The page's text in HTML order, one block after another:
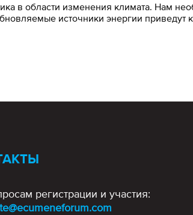
в области изменения климата. Нам
источники энергии приведут
регистрации и участия: